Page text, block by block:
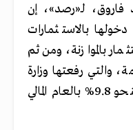
لـ«رصد»، إن
بالاستثمارات
بالموازنة، ومن ثم
والتي رفعتها وزارة
المالية للمرة الثانية خلال شهر لنحو 9.8% بالعام المالي